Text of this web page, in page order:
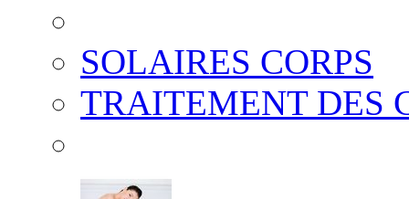
SOLAIRES CORPS
TRAITEMENT DES